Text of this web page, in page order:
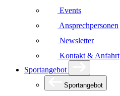
Events
Ansprechpersonen
Newsletter
Kontakt & Anfahrt
Sportangebot
Sportangebot